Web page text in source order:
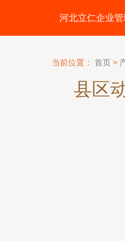
河北立仁企业
当前位置： 首页 >
县区